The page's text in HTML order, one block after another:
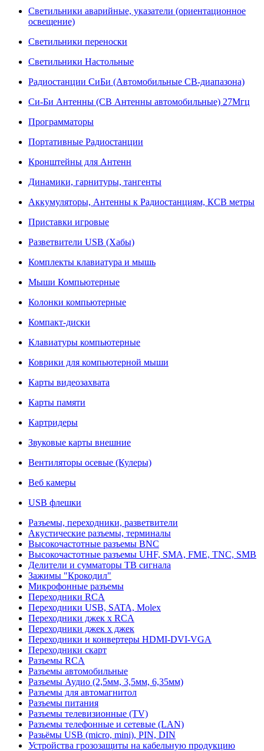
Светильники аварийные, указатели (ориентационное
освещение)
Светильники переноски
Светильники Настольные
Радиостанции СиБи (Автомобильные СВ-диапазона)
Си-Би Антенны (СВ Антенны автомобильные) 27Мгц
Программаторы
Портативные Радиостанции
Кронштейны для Антенн
Динамики, гарнитуры, тангенты
Аккумуляторы, Антенны к Радиостанциям, КСВ метры
Приставки игровые
Разветвители USB (Хабы)
Комплекты клавиатура и мышь
Мыши Компьютерные
Колонки компьютерные
Компакт-диски
Клавиатуры компьютерные
Коврики для компьютерной мыши
Карты видеозахвата
Карты памяти
Картридеры
Звуковые карты внешние
Вентиляторы осевые (Кулеры)
Веб камеры
USB флешки
Разъемы, переходники, разветвители
Акустические разъемы, терминалы
Высокочастотные разъемы BNC
Высокочастотные разъемы UHF, SMA, FME, TNC, SMB
Делители и сумматоры ТВ сигнала
Зажимы "Крокодил"
Микрофонные разъемы
Переходники RCA
Переходники USB, SATA, Molex
Переходники джек х RCA
Переходники джек х джек
Переходники и конвертеры HDMI-DVI-VGA
Переходники скарт
Разъемы RCA
Разъемы автомобильные
Разъемы Аудио (2,5мм, 3,5мм, 6,35мм)
Разъемы для автомагнитол
Разъемы питания
Разъемы телевизионные (TV)
Разъемы телефонные и сетевые (LAN)
Разьёмы USB (micro, mini), PIN, DIN
Устройства грозозащиты на кабельную продукцию